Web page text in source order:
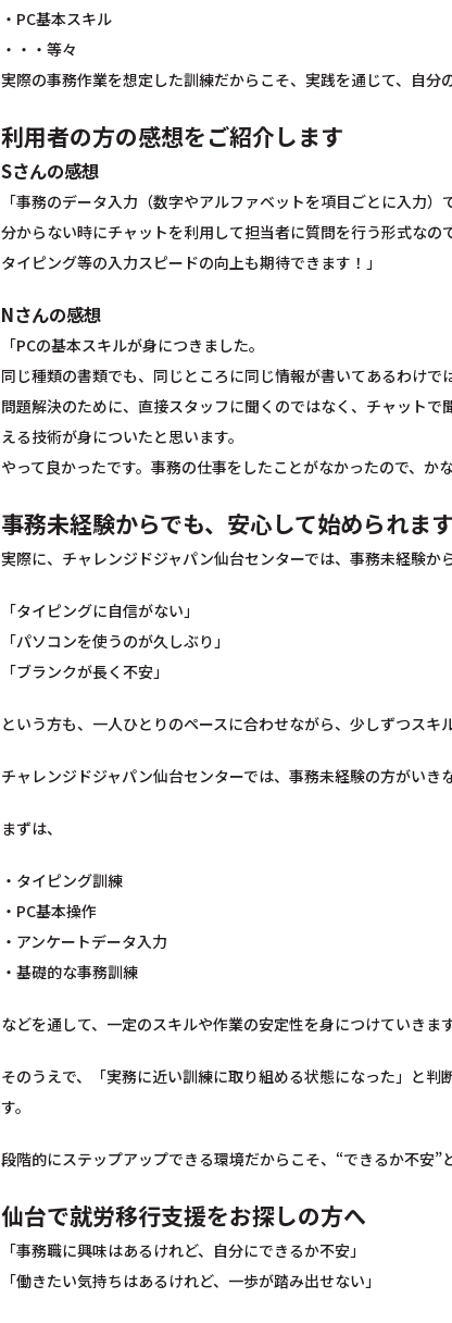
・PC基本スキル
・・・等々
実際の事務作業を想定した訓練だからこそ、実践を通じて、自分
利用者の方の感想をご紹介します
Sさんの感想
「事務のデータ入力（数字やアルファベットを項目ごとに入力
分からない時にチャットを利用して担当者に質問を行う形式なの
タイピング等の入力スピードの向上も期待できます！」
Nさんの感想
「PCの基本スキルが身につきました。
同じ種類の書類でも、同じところに同じ情報が書いてあるわけで
問題解決のために、直接スタッフに聞くのではなく、チャット
える技術が身についたと思います。
やって良かったです。事務の仕事をしたことがなかったので、か
事務未経験からでも、安心して始められます
実際に、チャレンジドジャパン仙台センターでは、事務未経験か
「タイピングに自信がない」
「パソコンを使うのが久しぶり」
「ブランクが長く不安」
という方も、一人ひとりのペースに合わせながら、少しずつスキ
チャレンジドジャパン仙台センターでは、事務未経験の方がいき
まずは、
・タイピング訓練
・PC基本操作
・アンケートデータ入力
・基礎的な事務訓練
などを通して、一定のスキルや作業の安定性を身につけていきます
そのうえで、「実務に近い訓練に取り組める状態になった」と
す。
段階的にステップアップできる環境だからこそ、“できるか不安”
仙台で就労移行支援をお探しの方へ
「事務職に興味はあるけれど、自分にできるか不安」
「働きたい気持ちはあるけれど、一歩が踏み出せない」